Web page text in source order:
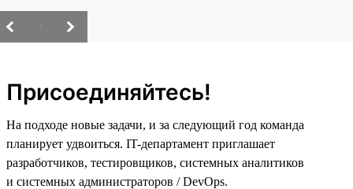
Присоединяйтесь!
На подходе новые задачи, и за следующий год команда
планирует удвоиться. IT-департамент приглашает
разработчиков, тестировщиков, системных аналитиков
и системных администраторов / DevOps.